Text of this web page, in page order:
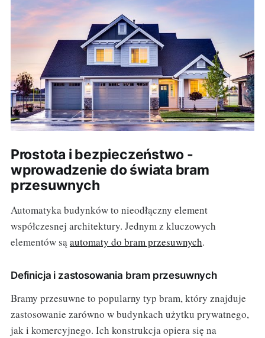
Prostota i bezpieczeństwo -
wprowadzenie do świata bram
przesuwnych
Automatyka budynków to nieodłączny element
współczesnej architektury. Jednym z kluczowych
elementów sąautomaty do bram przesuwnych.
Definicja i zastosowania bram przesuwnych
Bramy przesuwne to popularny typ bram, który znajduje
zastosowanie zarówno w budynkach użytku prywatnego,
jak i komercyjnego. Ich konstrukcja opiera się na